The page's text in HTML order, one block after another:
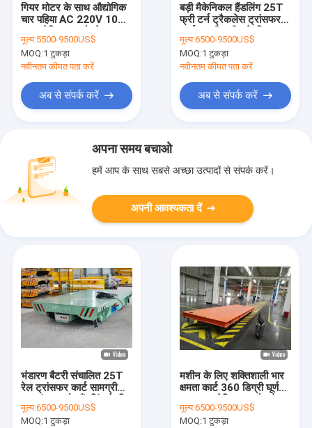
गियर मोटर के साथ औद्योगिक
चार पहिया AC 220V 10
मूल्य:5500-9500US$
MOQ:1 टुकड़ा
नवीनतम कीमत पता करें
अब से संपर्क करें
बड़ी मैकेनिकल हैंडलिंग 25T
फ्री टर्न ट्रैकलेस ट्रांसफर
मूल्य:6500-9500US$
MOQ:1 टुकड़ा
नवीनतम कीमत पता करें
अब से संपर्क करें
अपना समय बचाओ
हमें आप के साथ सबसे अच्छा उत्पादों से संपर्क करें।
अपनी आवश्यकता दें
भंडारण बैटरी संचालित 25T
रेल ट्रांसफर कार्ट सामग्री
मूल्य:6500-9500US$
MOQ:1 टुकड़ा
मशीन के लिए शक्तिशाली भार
क्षमता कार्ट 360 डिग्री घूर्णन
फ्लैट कार्ट
मूल्य:6500-9500US$
MOQ:1 टुकड़ा